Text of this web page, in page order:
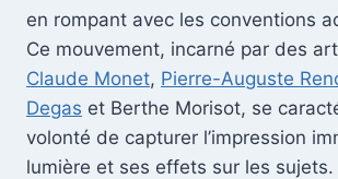
en rompant avec les conventions
Ce mouvement, incarné par des
Claude Monet, Pierre-Auguste
Degas et Berthe Morisot, se
volonté de capturer l’impression
lumière et ses effets sur les sujets.